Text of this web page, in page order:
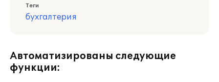
Теги
бухгалтерия
Автоматизированы следующие
функции: